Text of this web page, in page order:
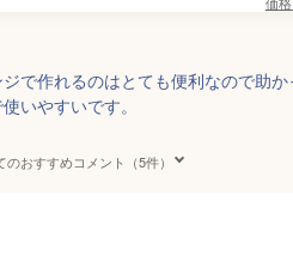
で作れるのはとても便利なので助
いやすいです。
のおすすめコメント（5件）